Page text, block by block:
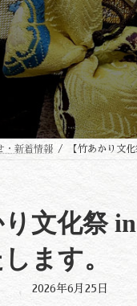
・新着情報 【竹あかり文
り文化祭
ます。
最
2026年6月25日